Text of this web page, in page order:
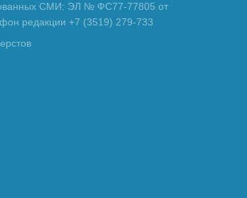
СМИ: ЭЛ № ФС77-77805 от
редакции +7 (3519) 279-733